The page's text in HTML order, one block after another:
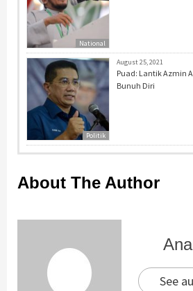
National
Politik
August 25, 2021
Puad: Lantik Azmin
Bunuh Diri
About The Author
See